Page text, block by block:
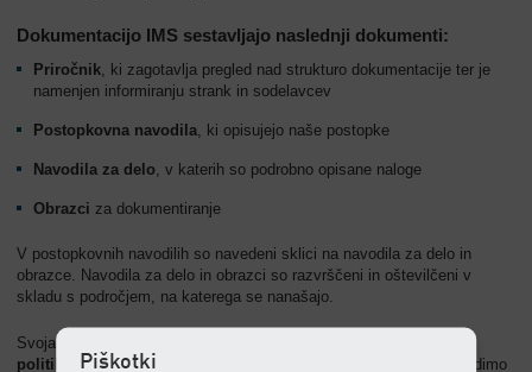
Dokumentacijo IMS sestavljajo naslednji dokumenti:
Priročnik, ki zagotavlja pregled nad strukturo dokumentacije ter je
namenjen informiranju strank in sodelavcev
Postopkovna navodila, ki opisujejo naše postopke
Navodila za delo, v katerih so podrobno opisane naloge
Obrazci za dokumentiranje
V postopkovnih navodilih so navedeni sklici na navodila za delo in
obrazce. Navodila za delo in obrazci so razvrščeni in oštevilčeni v
skladu s področjem, na katerega se nanašajo.
Svoja osnovna vodila želimo zaposlenim in strankam predstaviti v
politiki podjetja. Politiko redno ocenjujemo in jo po potrebi prilagodimo
Piškotki